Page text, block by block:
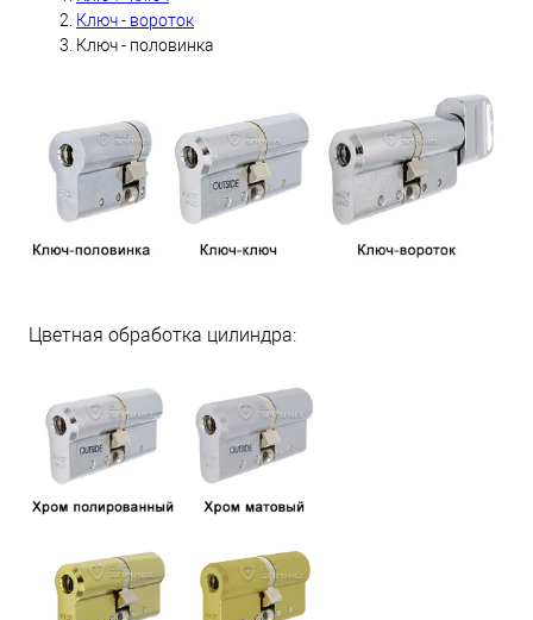
Ключ - вороток
Ключ - половинка
Цветная обработка цилиндра: